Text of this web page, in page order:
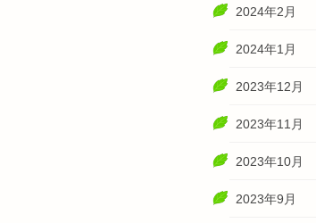
2024年2月
2024年1月
2023年12月
2023年11月
2023年10月
2023年9月